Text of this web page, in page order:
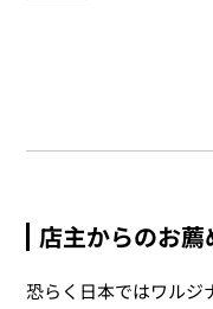
店主からのお薦
恐らく日本ではワルジ